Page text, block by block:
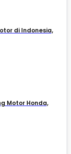
di Indonesia,
Motor Honda,